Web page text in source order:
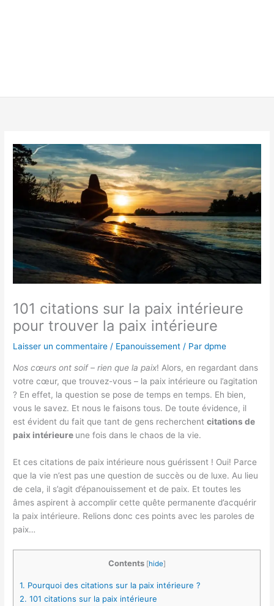
101 citations sur la paix intérieure
pour trouver la paix intérieure
Laisser un commentaire / Epanouissement / Pardpme
Nos cœurs ont soif – rien que la paix! Alors, en regardant dans
votre cœur, que trouvez-vous – la paix intérieure ou l’agitation
? En effet, la question se pose de temps en temps. Eh bien,
vous le savez. Et nous le faisons tous. De toute évidence, il
est évident du fait que tant de gens recherchentcitations de
paix intérieure une fois dans le chaos de la vie.
Et ces citations de paix intérieure nous guérissent ! Oui! Parce
que la vie n’est pas une question de succès ou de luxe. Au lieu
de cela, il s’agit d’épanouissement et de paix. Et toutes les
âmes aspirent à accomplir cette quête permanente d’acquérir
la paix intérieure. Relions donc ces points avec les paroles de
paix…
Contents [hide]
1. Pourquoi des citations sur la paix intérieure ?
2. 101 citations sur la paix intérieure